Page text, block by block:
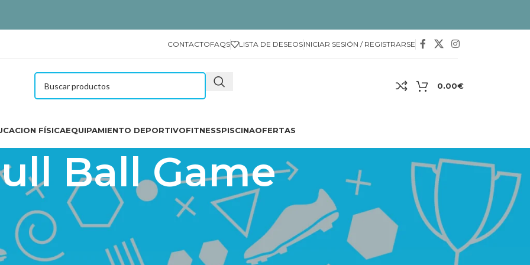
CONTACTOFAQS LISTA DE DESEOSINICIAR SESIÓN / REGISTRARSE
0.00€
FÍSICAEQUIPAMIENTO DEPORTIVOFITNESSPISCINAOFERTAS
Ball Game
lo necesario para jugar al Poull Ball: base rellenable, postes cortos y largos, dado hinchable, plataforma y
incluye guía de actividades.
Ball Game.